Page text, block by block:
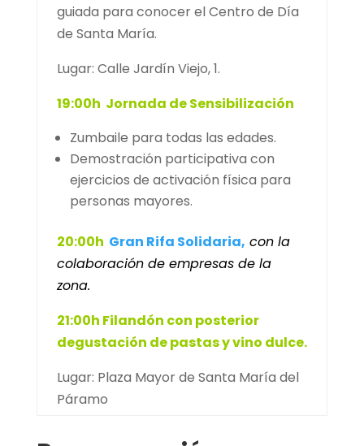
guiada para conocer el Centro de Día
de Santa María.
Lugar: Calle Jardín Viejo, 1.
19:00h Jornada de Sensibilización
Zumbaile para todas las edades.
Demostración participativa con
ejercicios de activación física para
personas mayores.
20:00h Gran Rifa Solidaria, con la
colaboración de empresas de la
zona.
21:00h Filandón con posterior
degustación de pastas y vino dulce.
Lugar: Plaza Mayor de Santa María del
Páramo